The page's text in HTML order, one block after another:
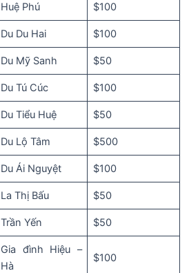
Huệ Phú $100
Du Du Hai $100
Du Mỹ Sanh $50
Du Tú Cúc $100
Du Tiểu Huệ $50
Du Lộ Tâm $500
Du Ái Nguyệt $100
La Thị Bấu $50
Trần Yến $50
Gia đình Hiệu –
Hà
$100